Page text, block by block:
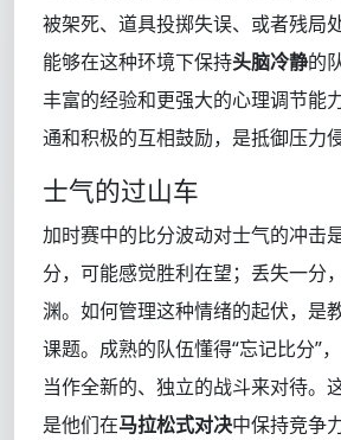
被架死、道具投掷失误、或者残局
能够在这种环境下保持头脑冷静的
丰富的经验和更强大的心理调节能
通和积极的互相鼓励，是抵御压力
士气的过山车
加时赛中的比分波动对士气的冲击
分，可能感觉胜利在望；丢失一分
渊。如何管理这种情绪的起伏，是
课题。成熟的队伍懂得“忘记比分”
当作全新的、独立的战斗来对待。
是他们在马拉松式对决中保持竞争